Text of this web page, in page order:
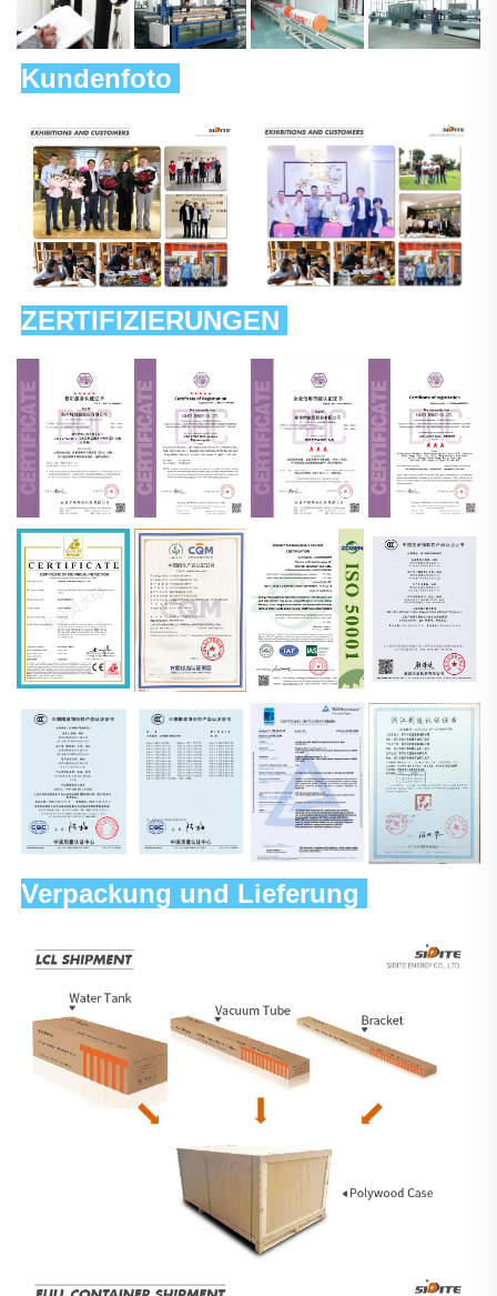
Kundenfoto
ZERTIFIZIERUNGEN
Verpackung und Lieferung